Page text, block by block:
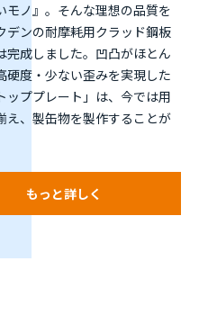
モノ』。そんな理想の品質を
デンの耐摩耗用クラッド鋼板
完成しました。凹凸がほとん
硬度・少ない歪みを実現した
ッププレート」は、今では用
え、製缶物を製作することが
もっと詳しく